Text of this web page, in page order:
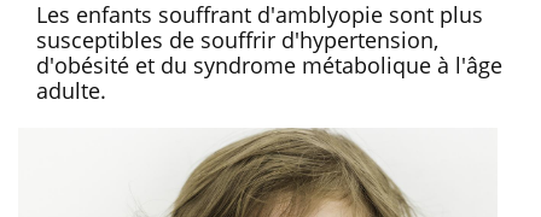
Les enfants souffrant d'amblyopie sont plus
susceptibles de souffrir d'hypertension,
d'obésité et du syndrome métabolique à l'âge
adulte.